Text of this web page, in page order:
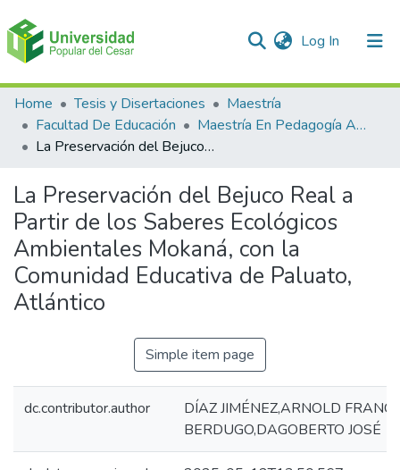
Log In (current)
Communities & Collections
All of DSpace
Home Tesis y Disertaciones
Maestría
Facultad De Educación
Maestría En Pedagogía Ambiental Para El desarrollo Sostenible
La Preservación del Bejuco Real a Partir de los Saberes Ecológicos Ambientales Mokaná, con la Comunidad Educativa de Paluato, Atlántico
La Preservación del Bejuco Real a
Partir de los Saberes Ecológicos
Ambientales Mokaná, con la
Comunidad Educativa de Paluato,
Atlántico
Simple item page
dc.contributor.author
DÍAZ JIMÉNEZ,ARNOLD
BERDUGO,DAGOBERTO JOSÉ